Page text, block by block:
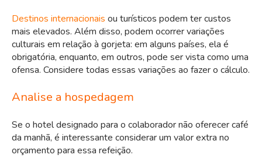
Destinos internacionais ou turísticos podem ter custos
mais elevados. Além disso, podem ocorrer variações
culturais em relação à gorjeta: em alguns países, ela é
obrigatória, enquanto, em outros, pode ser vista como uma
ofensa. Considere todas essas variações ao fazer o cálculo.
Analise a hospedagem
Se o hotel designado para o colaborador não oferecer café
da manhã, é interessante considerar um valor extra no
orçamento para essa refeição.